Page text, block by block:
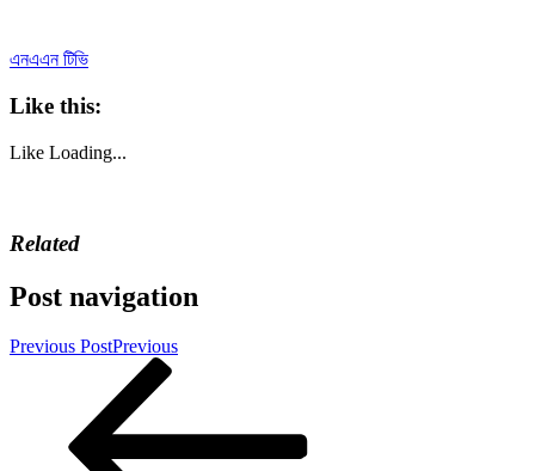
এনএএন টিভি
Like this:
Like Loading...
Related
Post navigation
Previous PostPrevious